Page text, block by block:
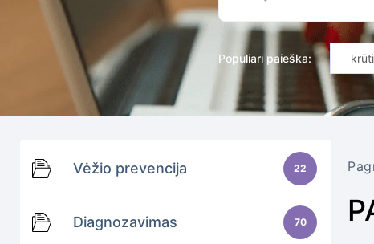
Populiari paieška:
Vėžio prevencija 22
Diagnozavimas 70